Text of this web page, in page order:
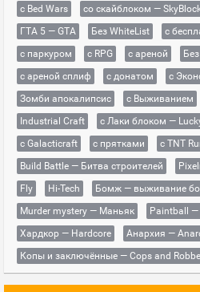
с Bed Wars
со скайблоком —
ГТА 5 — GTA
Без WhiteList
с
с паркуром
с RPG с ареной
с ареной сплиф
с донатом с
Зомби апокалипсис
с Выживанием
Industrial Craft
с Лаки блоком —
с Galacticraft
с прятками с TNT
Build Battle — Битва строителей
Fly
Hi-Tech
Бомж — выживание
Murder mystery — Маньяк
Paintball
Хардкор — Hardcore
Анархия —
Копы и заключённые — Cops and